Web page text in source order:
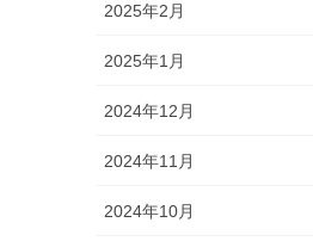
2025年2月
2025年1月
2024年12月
2024年11月
2024年10月